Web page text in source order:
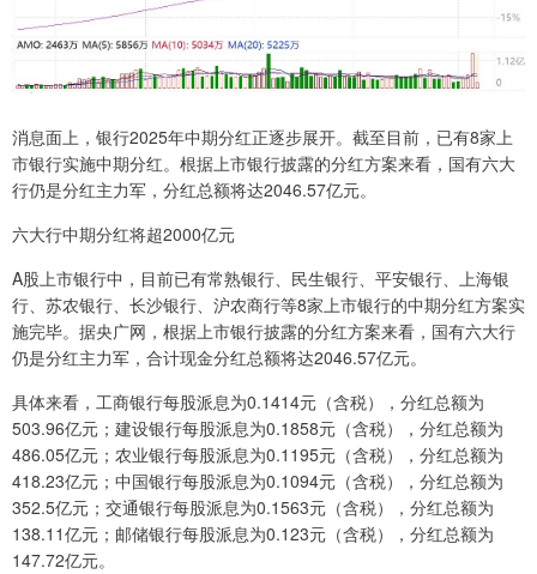
消息面上，银行2025年中期分红正逐步展开。截至目前，已有8家上
市银行实施中期分红。根据上市银行披露的分红方案来看，国有六大
行仍是分红主力军，分红总额将达2046.57亿元。
六大行中期分红将超2000亿元
A股上市银行中，目前已有常熟银行、民生银行、平安银行、上海银
行、苏农银行、长沙银行、沪农商行等8家上市银行的中期分红方案实
施完毕。据央广网，根据上市银行披露的分红方案来看，国有六大行
仍是分红主力军，合计现金分红总额将达2046.57亿元。
具体来看，工商银行每股派息为0.1414元（含税），分红总额为
503.96亿元；建设银行每股派息为0.1858元（含税），分红总额为
486.05亿元；农业银行每股派息为0.1195元（含税），分红总额为
418.23亿元；中国银行每股派息为0.1094元（含税），分红总额为
352.5亿元；交通银行每股派息为0.1563元（含税），分红总额为
138.11亿元；邮储银行每股派息为0.123元（含税），分红总额为
147.72亿元。